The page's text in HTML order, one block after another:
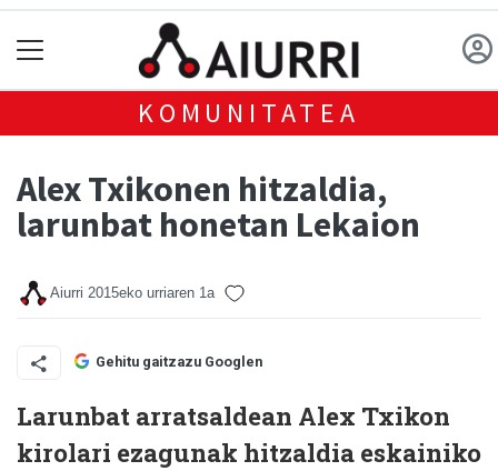
KOMUNITATEA
Alex Txikonen hitzaldia,
larunbat honetan Lekaion
Aiurri 2015eko urriaren 1a
Gehitu gaitzazu Googlen
Larunbat arratsaldean Alex Txikon
kirolari ezagunak hitzaldia eskainiko